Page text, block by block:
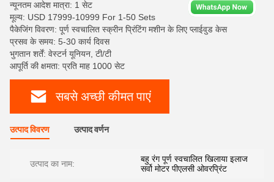
न्यूनतम आदेश मात्रा: 1 सेट
मूल्य: USD 17999-10999 For 1-50 Sets
पैकेजिंग विवरण: पूर्ण स्वचालित स्क्रीन प्रिंटिंग मशीन के लिए प्लाईवुड केस
प्रसव के समय: 5-30 कार्य दिवस
भुगतान शर्तें: वेस्टर्न यूनियन, टी/टी
आपूर्ति की क्षमता: प्रति माह 1000 सेट
सबसे अच्छी कीमत पाएं
उत्पाद विवरण उत्पाद वर्णन
उत्पाद का नाम:
बहु रंग पूर्ण स्वचालित खिलाया इलाज
सर्वो मोटर पीएलसी ओवरप्रिंट